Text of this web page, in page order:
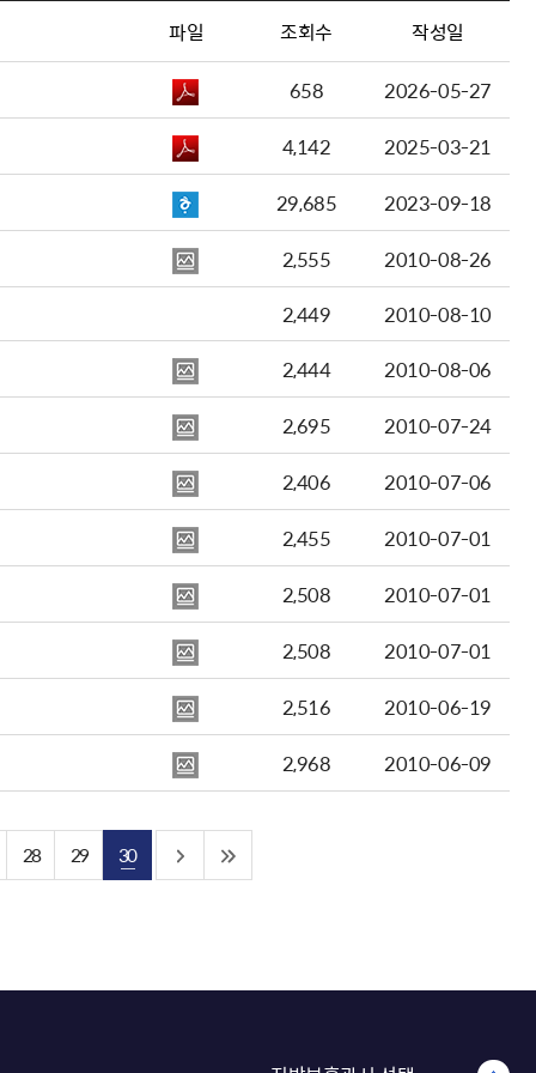
파일 조회수 작성일
658
2026-05-27
4,142
2025-03-21
29,685
2023-09-18
2,555
2010-08-26
2,449
2010-08-10
2,444
2010-08-06
2,695
2010-07-24
2,406
2010-07-06
2,455
2010-07-01
2,508
2010-07-01
2,508
2010-07-01
2,516
2010-06-19
2,968
2010-06-09
28 29 30